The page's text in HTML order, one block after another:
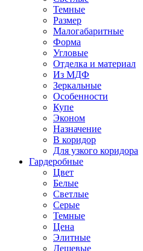
Темные
Размер
Малогабаритные
Форма
Угловые
Отделка и материал
Из МДФ
Зеркальные
Особенности
Купе
Эконом
Назначение
В коридор
Для узкого коридора
Гардеробные
Цвет
Белые
Светлые
Серые
Темные
Цена
Элитные
Дешевые